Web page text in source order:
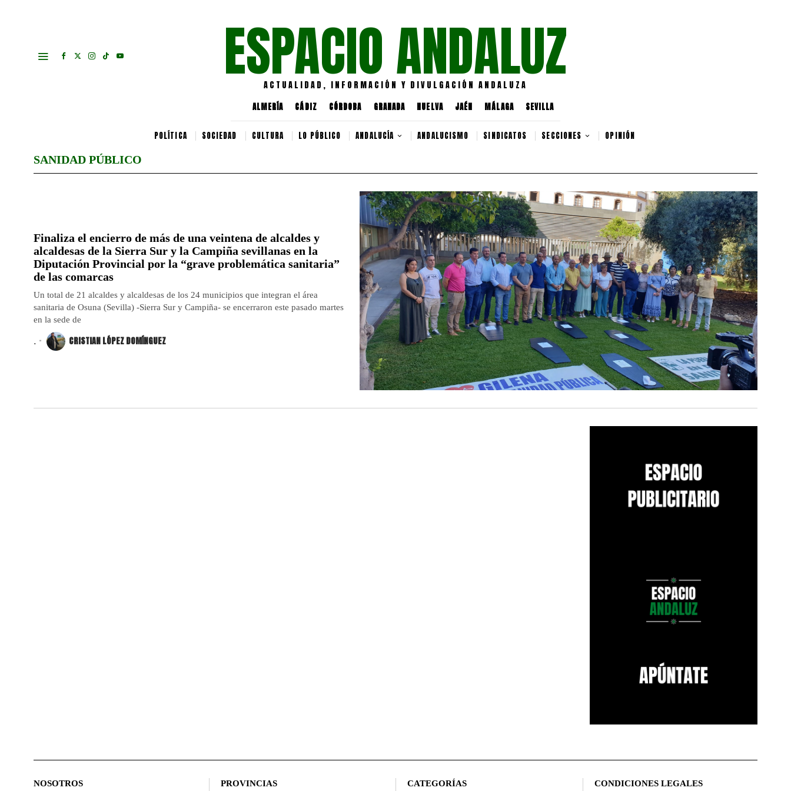
ESPACIO ANDALUZ
ACTUALIDAD, INFORMACIÓN Y DIVULGACIÓN ANDALUZA
ALMERÍA CÁDIZ CÓRDOBA GRANADA HUELVA JAÉN MÁLAGA SEVILLA
POLÍTICA SOCIEDAD CULTURA LO PÚBLICO ANDALUCÍA ANDALUCISMO SINDICATOS SECCIONES OPINIÓN
SANIDAD PÚBLICO
Finaliza el encierro de más de una veintena de alcaldes y
alcaldesas de la Sierra Sur y la Campiña sevillanas en la
Diputación Provincial por la “grave problemática sanitaria”
de las comarcas
Un total de 21 alcaldes y alcaldesas de los 24 municipios que integran el área
sanitaria de Osuna (Sevilla) -Sierra Sur y Campiña- se encerraron este pasado martes
en la sede de
. CRISTIAN LÓPEZ DOMÍNGUEZ
NOSOTROS PROVINCIAS CATEGORÍAS CONDICIONES LEGALES